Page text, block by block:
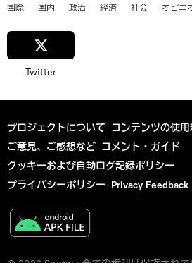
国際 国内 政治 経済 社会 オピニ
Twitter
プロジェクトについて コンテンツの使用
ご意見、ご感想など コメント・ガイド
クッキーおよび自動ログ記録ポリシー
プライバシーポリシー Privacy Feedback